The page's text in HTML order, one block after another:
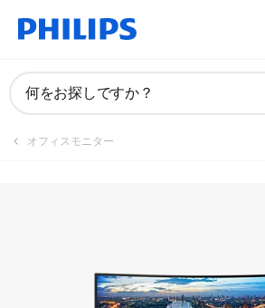
何をお探しですか？
オフィスモニター
マニュアルとドキュメント